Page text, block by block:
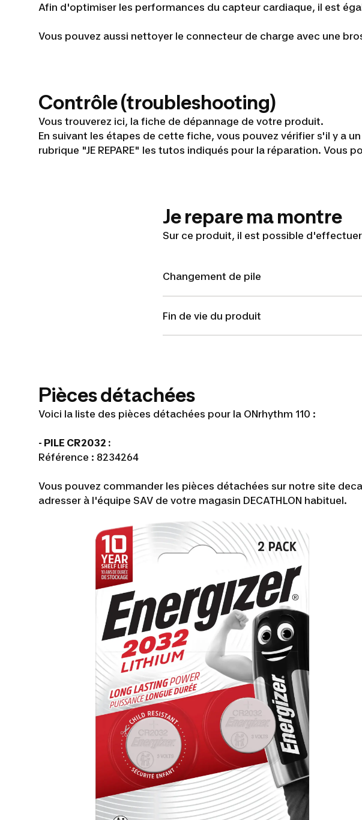
Afin d'optimiser les performances du capteur cardiaque, il est
Vous pouvez aussi nettoyer le connecteur de charge avec une
Contrôle (troubleshooting)
Vous trouverez ici, la fiche de dépannage de votre produit.
En suivant les étapes de cette fiche, vous pouvez vérifier s'il y a
rubrique "JE REPARE" les tutos indiqués pour la réparation. Vous
Je repare ma montre
Sur ce produit, il est possible
Changement de pile
Fin de vie du produit
Pièces détachées
Voici la liste des pièces détachées pour la ONrhythm 110 :
- PILE CR2032 :
Référence : 8234264
Vous pouvez commander les pièces détachées sur notre site
adresser à l'équipe SAV de votre magasin DECATHLON habituel.